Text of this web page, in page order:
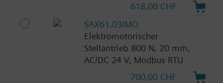
618,00 CHF
SAX61.03/MO
Elektromotorischer
Stellantrieb 800 N, 20 mm,
AC/DC 24 V, Modbus RTU
700,00 CHF